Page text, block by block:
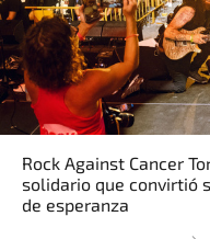
Rock Against Cancer
solidario que convirtió
de esperanza